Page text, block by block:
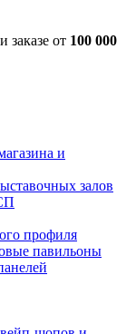
от 100 000
и
залов
профиля
павильоны